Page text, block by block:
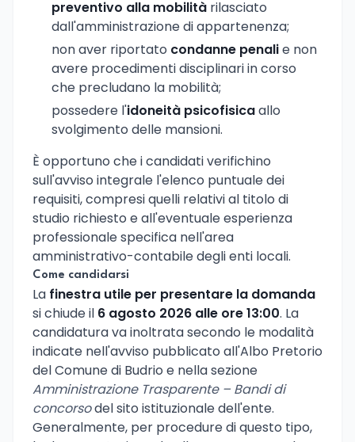
preventivo alla mobilità rilasciato
dall'amministrazione di appartenenza;
non aver riportato condanne penalie non
avere procedimenti disciplinari in corso
che precludano la mobilità;
possedere l'idoneità psicofisicaallo
svolgimento delle mansioni.
È opportuno che i candidati verifichino
sull'avviso integrale l'elenco puntuale dei
requisiti, compresi quelli relativi al titolo di
studio richiesto e all'eventuale esperienza
professionale specifica nell'area
amministrativo-contabile degli enti locali.
Come candidarsi
La finestra utile per presentare la domanda
si chiude il 6 agosto 2026 alle ore 13:00. La
candidatura va inoltrata secondo le modalità
indicate nell'avviso pubblicato all'Albo Pretorio
del Comune di Budrio e nella sezione
Amministrazione Trasparente – Bandi di
concorsodel sito istituzionale dell'ente.
Generalmente, per procedure di questo tipo,